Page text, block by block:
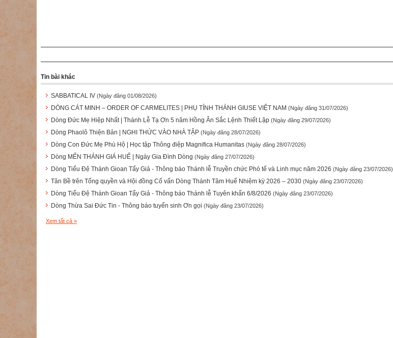
Tin bài khác
SABBATICAL IV (Ngày đăng 01/08/2026)
DÒNG CÁT MINH – ORDER OF CARMELITES | PHỤ TỈNH THÁNH GIUSE VIỆT NAM (Ngày đăng 31/07/2026)
Dòng Đức Mẹ Hiệp Nhất | Thánh Lễ Tạ Ơn 5 năm Hồng Ân Sắc Lệnh Thiết Lập (Ngày đăng 29/07/2026)
Dòng Phaolô Thiện Bản | NGHI THỨC VÀO NHÀ TẬP (Ngày đăng 28/07/2026)
Dòng Con Đức Mẹ Phù Hộ | Học tập Thông điệp Magnifica Humanitas (Ngày đăng 28/07/2026)
Dòng MẾN THÁNH GIÁ HUẾ | Ngày Gia Đình Dòng (Ngày đăng 27/07/2026)
Dòng Tiểu Đệ Thánh Gioan Tẩy Giả - Thông báo Thánh lễ Truyền chức Phó tế và Linh mục năm 2026 (Ngày đăng 23/07/2026)
Tân Bề trên Tổng quyền và Hội đồng Cố vấn Dòng Thánh Tâm Huế Nhiệm kỳ 2026 – 2030 (Ngày đăng 23/07/2026)
Dòng Tiểu Đệ Thánh Gioan Tẩy Giả - Thông báo Thánh lễ Tuyên khấn 6/8/2026 (Ngày đăng 23/07/2026)
Dòng Thừa Sai Đức Tin - Thông báo tuyển sinh Ơn gọi (Ngày đăng 23/07/2026)
Xem tất cả »